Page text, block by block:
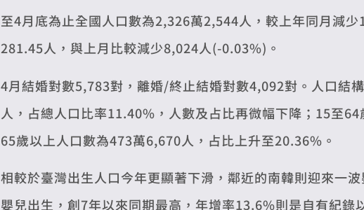
至4月底為止全國人口數為2,326萬2,544人，較上年同月減
281.45人，與上月比較減少8,024人(-0.03%)。
4月結婚對數5,783對，離婚/終止結婚對數4,092對。人口結
人，占總人口比率11.40%，人數及占比再微幅下降；15至
65歲以上人口數為473萬6,670人，占比上升至20.36%。
相較於臺灣出生人口今年更顯著下滑，鄰近的南韓則迎來一
嬰兒出生，創7年以來同期最高，年增率13.6%則是自有紀